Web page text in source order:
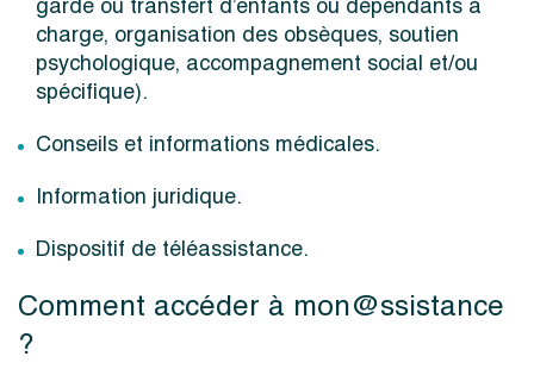
charge, organisation des obsèques, soutien
psychologique, accompagnement social et/ou
spécifique).
Conseils et informations médicales.
Information juridique.
Dispositif de téléassistance.
Comment accéder à mon@ssistance
?